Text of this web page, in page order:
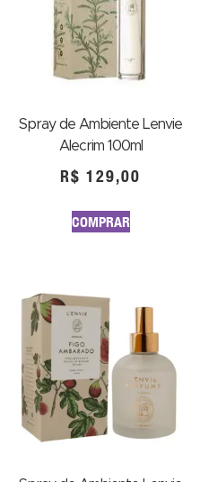
Spray de Ambiente Lenvie
Alecrim 100ml
R$ 129,00
COMPRAR